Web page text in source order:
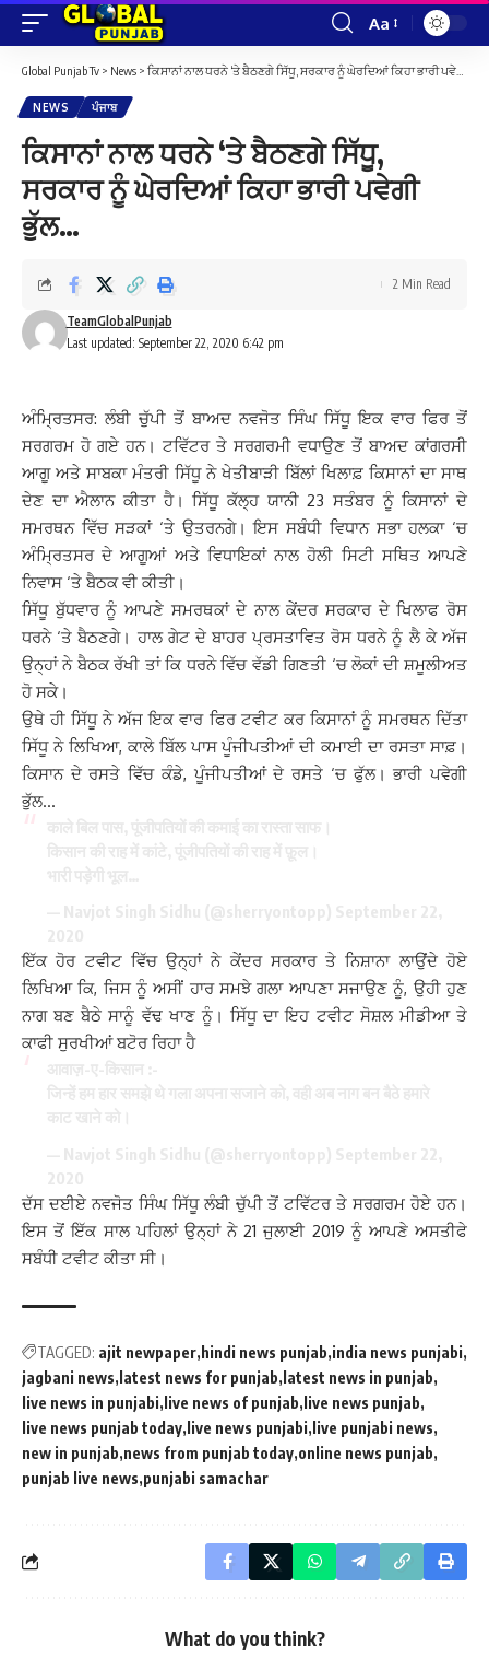
Font
Resizer
Aa
Global Punjab Tv > News > ਕਿਸਾਨਾਂ ਨਾਲ ਧਰਨੇ ‘ਤੇ ਬੈਠਣਗੇ ਸਿੱਧੂ, ਸਰਕਾਰ ਨੂੰ ਘੇਰਦਿਆਂ ਕਿਹਾ ਭਾਰੀ ਪਵੇਗੀ ਭੁੱਲ…
NEWS ਪੰਜਾਬ
ਕਿਸਾਨਾਂ ਨਾਲ ਧਰਨੇ ‘ਤੇ ਬੈਠਣਗੇ ਸਿੱਧੂ,
ਸਰਕਾਰ ਨੂੰ ਘੇਰਦਿਆਂ ਕਿਹਾ ਭਾਰੀ ਪਵੇਗੀ
ਭੁੱਲ…
Last updated: September 22, 2020 6:42 pm
TeamGlobalPunjab
2 Min Read
ਅੰਮ੍ਰਿਤਸਰ: ਲੰਬੀ ਚੁੱਪੀ ਤੋਂ ਬਾਅਦ ਨਵਜੋਤ ਸਿੰਘ ਸਿੱਧੂ ਇਕ ਵਾਰ ਫਿਰ ਤੋਂ
ਸਰਗਰਮ ਹੋ ਗਏ ਹਨ। ਟਵਿੱਟਰ ਤੇ ਸਰਗਰਮੀ ਵਧਾਉਣ ਤੋਂ ਬਾਅਦ ਕਾਂਗਰਸੀ
ਆਗੂ ਅਤੇ ਸਾਬਕਾ ਮੰਤਰੀ ਸਿੱਧੂ ਨੇ ਖੇਤੀਬਾੜੀ ਬਿੱਲਾਂ ਖਿਲਾਫ਼ ਕਿਸਾਨਾਂ ਦਾ ਸਾਥ
ਦੇਣ ਦਾ ਐਲਾਨ ਕੀਤਾ ਹੈ। ਸਿੱਧੂ ਕੱਲ੍ਹ ਯਾਨੀ 23 ਸਤੰਬਰ ਨੂੰ ਕਿਸਾਨਾਂ ਦੇ
ਸਮਰਥਨ ਵਿੱਚ ਸੜਕਾਂ ‘ਤੇ ਉਤਰਨਗੇ। ਇਸ ਸਬੰਧੀ ਵਿਧਾਨ ਸਭਾ ਹਲਕਾ ‘ਚ
ਅੰਮ੍ਰਿਤਸਰ ਦੇ ਆਗੂਆਂ ਅਤੇ ਵਿਧਾਇਕਾਂ ਨਾਲ ਹੋਲੀ ਸਿਟੀ ਸਥਿਤ ਆਪਣੇ
ਨਿਵਾਸ ‘ਤੇ ਬੈਠਕ ਵੀ ਕੀਤੀ।
ਸਿੱਧੂ ਬੁੱਧਵਾਰ ਨੂੰ ਆਪਣੇ ਸਮਰਥਕਾਂ ਦੇ ਨਾਲ ਕੇਂਦਰ ਸਰਕਾਰ ਦੇ ਖਿਲਾਫ ਰੋਸ
ਧਰਨੇ ‘ਤੇ ਬੈਠਣਗੇ। ਹਾਲ ਗੇਟ ਦੇ ਬਾਹਰ ਪ੍ਰਸਤਾਵਿਤ ਰੋਸ ਧਰਨੇ ਨੂੰ ਲੈ ਕੇ ਅੱਜ
ਉਨ੍ਹਾਂ ਨੇ ਬੈਠਕ ਰੱਖੀ ਤਾਂ ਕਿ ਧਰਨੇ ਵਿੱਚ ਵੱਡੀ ਗਿਣਤੀ ‘ਚ ਲੋਕਾਂ ਦੀ ਸ਼ਮੂਲੀਅਤ
ਹੋ ਸਕੇ।
ਉਥੇ ਹੀ ਸਿੱਧੂ ਨੇ ਅੱਜ ਇਕ ਵਾਰ ਫਿਰ ਟਵੀਟ ਕਰ ਕਿਸਾਨਾਂ ਨੂੰ ਸਮਰਥਨ ਦਿੱਤਾ
ਸਿੱਧੂ ਨੇ ਲਿਖਿਆ, ਕਾਲੇ ਬਿੱਲ ਪਾਸ ਪੂੰਜੀਪਤੀਆਂ ਦੀ ਕਮਾਈ ਦਾ ਰਸਤਾ ਸਾਫ਼।
ਕਿਸਾਨ ਦੇ ਰਸਤੇ ਵਿੱਚ ਕੰਡੇ, ਪੂੰਜੀਪਤੀਆਂ ਦੇ ਰਸਤੇ ‘ਚ ਫੁੱਲ। ਭਾਰੀ ਪਵੇਗੀ
ਭੁੱਲ…
ਇੱਕ ਹੋਰ ਟਵੀਟ ਵਿੱਚ ਉਨ੍ਹਾਂ ਨੇ ਕੇਂਦਰ ਸਰਕਾਰ ਤੇ ਨਿਸ਼ਾਨਾ ਲਾਉਂਦੇ ਹੋਏ
ਲਿਖਿਆ ਕਿ, ਜਿਸ ਨੂੰ ਅਸੀਂ ਹਾਰ ਸਮਝੇ ਗਲਾ ਆਪਣਾ ਸਜਾਉਣ ਨੂੰ, ਉਹੀ ਹੁਣ
ਨਾਗ ਬਣ ਬੈਠੇ ਸਾਨੂੰ ਵੱਢ ਖਾਣ ਨੂੰ। ਸਿੱਧੂ ਦਾ ਇਹ ਟਵੀਟ ਸੋਸ਼ਲ ਮੀਡੀਆ ਤੇ
ਕਾਫੀ ਸੁਰਖੀਆਂ ਬਟੋਰ ਰਿਹਾ ਹੈ
ਦੱਸ ਦਈਏ ਨਵਜੋਤ ਸਿੰਘ ਸਿੱਧੂ ਲੰਬੀ ਚੁੱਪੀ ਤੋਂ ਟਵਿੱਟਰ ਤੇ ਸਰਗਰਮ ਹੋਏ ਹਨ।
ਇਸ ਤੋਂ ਇੱਕ ਸਾਲ ਪਹਿਲਾਂ ਉਨ੍ਹਾਂ ਨੇ 21 ਜੁਲਾਈ 2019 ਨੂੰ ਆਪਣੇ ਅਸਤੀਫੇ
ਸਬੰਧੀ ਟਵੀਟ ਕੀਤਾ ਸੀ।
TAGGED: ajit newpaper hindi news punjab india news punjabi
jagbani news latest news for punjab latest news in punjab
live news in punjabi live news of punjab live news punjab
live news punjab today live news punjabi live punjabi news
new in punjab news from punjab today online news punjab
punjab live news punjabi samachar
What do you think?